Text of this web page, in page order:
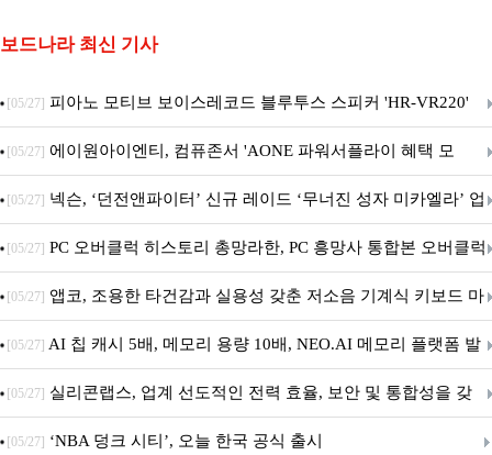
보드나라 최신 기사
[05/27] 피아노 모티브 보이스레코드 블루투스 스피커 'HR-VR220'
출시
[05/27] 에이원아이엔티, 컴퓨존서 'AONE 파워서플라이 혜택 모
음.ZIP' 이벤트 진행
[05/27] 넥슨, ‘던전앤파이터’ 신규 레이드 ‘무너진 성자 미카엘라’ 업
데이트!
[05/27] PC 오버클럭 히스토리 총망라한, PC 흥망사 통합본 오버클럭
특집(1-4편)
[05/27] 앱코, 조용한 타건감과 실용성 갖춘 저소음 기계식 키보드 마
우스 세트 'KM580' 출시
[05/27] AI 칩 캐시 5배, 메모리 용량 10배, NEO.AI 메모리 플랫폼 발
표
[05/27] 실리콘랩스, 업계 선도적인 전력 효율, 보안 및 통합성을 갖
춘 초저전력 블루투스 LE SoC ‘BG2B’ 공개
[05/27] ‘NBA 덩크 시티’, 오늘 한국 공식 출시